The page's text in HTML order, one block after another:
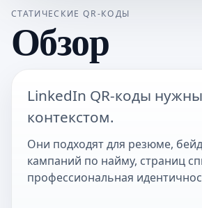
СТАТИЧЕСКИЕ QR-КОДЫ
Обзор
LinkedIn QR-коды
контекстом.
Они подходят для резюме,
кампаний по найму, страниц
профессиональная